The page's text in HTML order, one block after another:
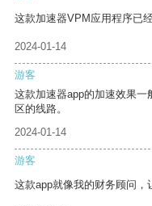
这款加速器VPM应用程序已
2024-01-14
游客
这款加速器app的加速效果
区的线路。
2024-01-14
游客
这款app就像我的财务顾问，